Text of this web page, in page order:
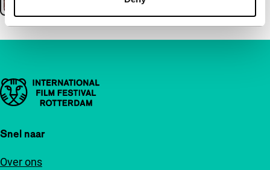
Belangrijke links
Snel naar
Over ons